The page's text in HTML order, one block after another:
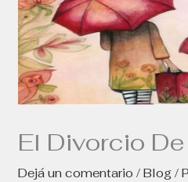
El Divorcio
Dejá un comentario /Blog /